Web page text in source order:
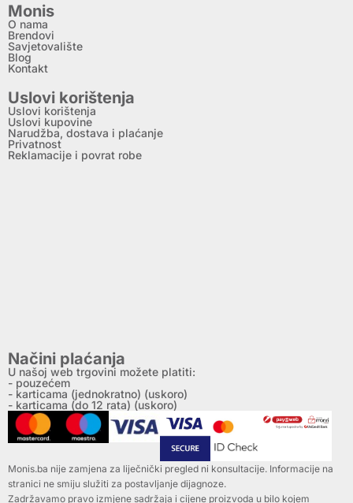
Monis
O nama
Brendovi
Savjetovalište
Blog
Kontakt
Uslovi korištenja
Uslovi korištenja
Uslovi kupovine
Narudžba, dostava i plaćanje
Privatnost
Reklamacije i povrat robe
Načini plaćanja
U našoj web trgovini možete platiti:
- pouzećem
- karticama (jednokratno) (uskoro)
- karticama (do 12 rata) (uskoro)
Monis.ba nije zamjena za liječnički pregled ni konsultacije. Informacije na
stranici ne smiju služiti za postavljanje dijagnoze.
Zadržavamo pravo izmjene sadržaja i cijene proizvoda u bilo kojem